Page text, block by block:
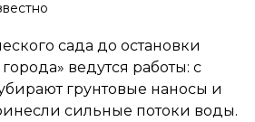
сада до остановки
ведутся работы: с
грунтовые наносы и
сильные потоки воды.